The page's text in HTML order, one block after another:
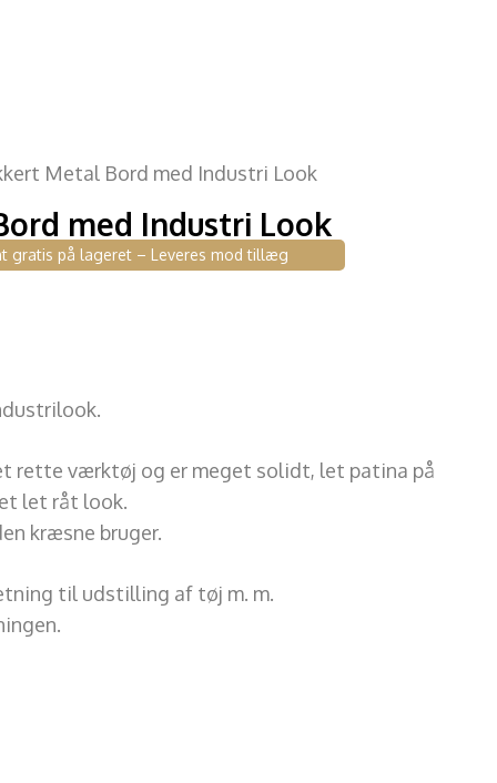
Metal Bord med Industri Look
med Industri Look
gratis på lageret – Leveres mod tillæg
rette værktøj og er meget solidt, let patina på
let råt look.
kræsne bruger.
til udstilling af tøj m. m.